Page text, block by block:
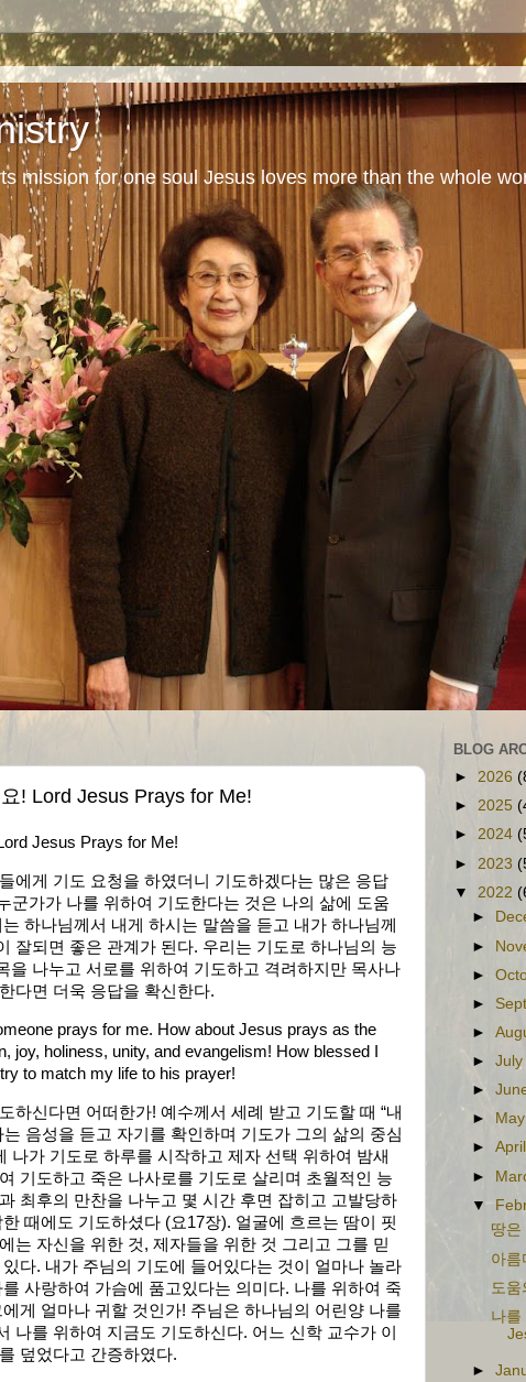
mission for one soul Jesus loves more than the whole
! Lord Jesus Prays for Me!
Jesus Prays for Me!
에게 기도 요청을 하였더니 기도하겠다는 많은 응답
군가가 나를 위하여 기도한다는 것은 나의 삶에 도움
하나님께서 내게 하시는 말씀을 듣고 내가 하나님께
잘되면 좋은 관계가 된다. 우리는 기도로 하나님의 능
을 나누고 서로를 위하여 기도하고 격려하지만 목사나
다면 더욱 응답을 확신한다.
prays for me. How about Jesus prays as the
joy, holiness, unity, and evangelism! How blessed I
to match my life to his prayer!
하신다면 어떠한가! 예수께서 세례 받고 기도할 때 “내
음성을 듣고 자기를 확인하며 기도가 그의 삶의 중심
나가 기도로 하루를 시작하고 제자 선택 위하여 밤새
기도하고 죽은 나사로를 기도로 살리며 초월적인 능
최후의 만찬을 나누고 몇 시간 후면 잡히고 고발당하
때에도 기도하셨다 (요17장). 얼굴에 흐르는 땀이 핏
는 자신을 위한 것, 제자들을 위한 것 그리고 그를 믿
다. 내가 주님의 기도에 들어있다는 것이 얼마나 놀라
사랑하여 가슴에 품고있다는 의미다. 나를 위하여 죽
게 얼마나 귀할 것인가! 주님은 하나님의 어린양 나를
나를 위하여 지금도 기도하신다. 어느 신학 교수가 이
덮었다고 간증하였다.
BLOG
► 2026
► 2025
► 2024
► 2023
▼ 2022
►
►
►
►
►
►
►
►
May
►
►
▼
땅은
아름
도
나를
►